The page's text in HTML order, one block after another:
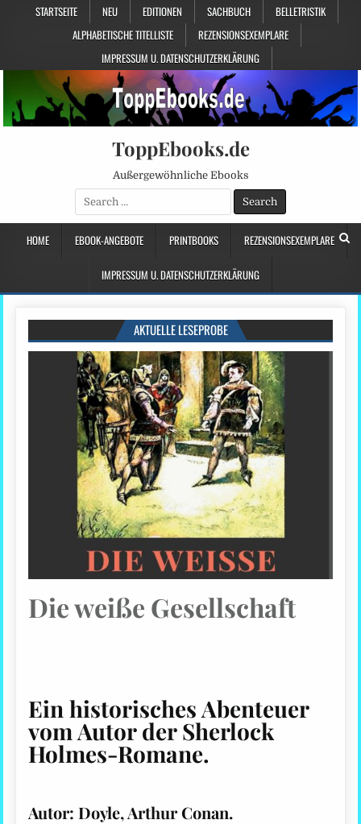
STARTSEITE NEU EDITIONEN SACHBUCH
BELLETRISTIK
ALPHABETISCHE TITELLISTE
REZENSIONSEXEMPLARE
IMPRESSUM U. DATENSCHUTZERKLÄRUNG
ToppEbooks.de
Außergewöhnliche Ebooks
Search
for:
HOME EBOOK-ANGEBOTE PRINTBOOKS REZENSIONSEXEMPLARE
IMPRESSUM U. DATENSCHUTZERKLÄRUNG
AKTUELLE LESEPROBE
Die weiße Gesellschaft
Ein historisches Abenteuer
vom Autor der Sherlock
Holmes-Romane.
Autor: Doyle, Arthur Conan.